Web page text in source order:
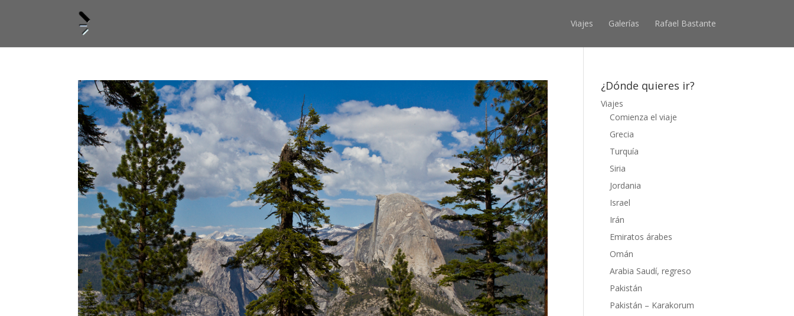
Viajes Galerías Rafael Bastante
¿Dónde quieres ir?
Viajes
Comienza el viaje
Grecia
Turquía
Siria
Jordania
Israel
Irán
Emiratos árabes
Omán
Arabia Saudí, regreso
Pakistán
Pakistán – Karakorum